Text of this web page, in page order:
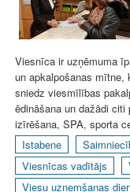
Viesnīca ir uzņēmuma
un apkalpošanas
sniedz viesmīlības
ēdināšana un dažādi
izīrēšana, SPA, sporta
Istabene
Viesnīcas vadītājs
Viesu uzņemšanas